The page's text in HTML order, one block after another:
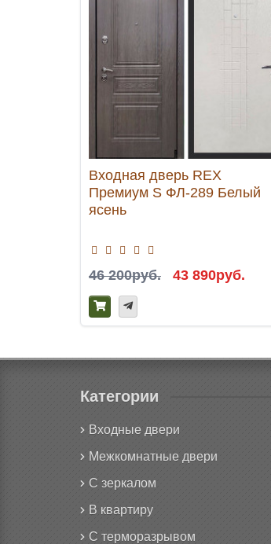
Входная дверь REX
Премиум S ФЛ-289 Белый
ясень
46 200руб. 43 890руб.
Категории
Входные двери
Межкомнатные двери
С зеркалом
В квартиру
С терморазрывом